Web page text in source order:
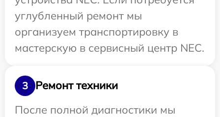
углубленный ремонт мы
организуем транспортировку в
мастерскую в сервисный центр NEC.
3
Ремонт техники
После полной диагностики мы